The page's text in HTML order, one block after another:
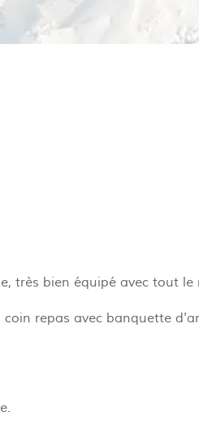
très bien équipé avec tout le
repas avec banquette